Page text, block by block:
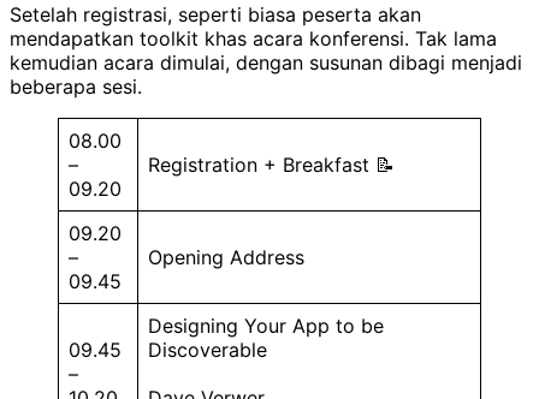
Setelah registrasi, seperti biasa peserta akan
mendapatkan toolkit khas acara konferensi. Tak lama
kemudian acara dimulai, dengan susunan dibagi menjadi
beberapa sesi.
08.00
–
09.20
Registration + Breakfast 📝
09.20
–
09.45
Opening Address
09.45
–
Designing Your App to be
Discoverable